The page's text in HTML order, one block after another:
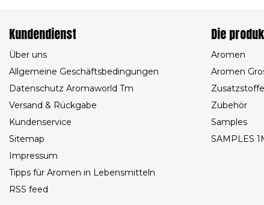
Kundendienst
Über uns
Allgemeine Geschäftsbedingungen
Datenschutz Aromaworld Tm
Versand & Rückgabe
Kundenservice
Sitemap
Impressum
Tipps für Aromen in Lebensmitteln
RSS feed
Die
Aromen
Aromen
Zusatzstoffe
Zubehör
Samples
SAMPLES